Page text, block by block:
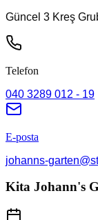
Güncel 3 Kreş
Telefon
040 3289 012 - 19
E-posta
johanns-
Kita Johann's